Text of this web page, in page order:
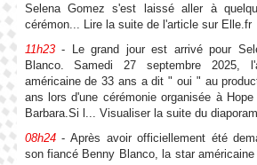
Selena Gomez s'est laissé aller à
cérémon... Lire la suite de l'article sur Elle.fr
11h23- Le grand jour est arrivé pour
Blanco. Samedi 27 septembre 2025,
américaine de 33 ans a dit " oui " au
ans lors d'une cérémonie organisée à
Barbara.Si l... Visualiser la suite du
08h24- Après avoir officiellement été
son fiancé Benny Blanco, la star